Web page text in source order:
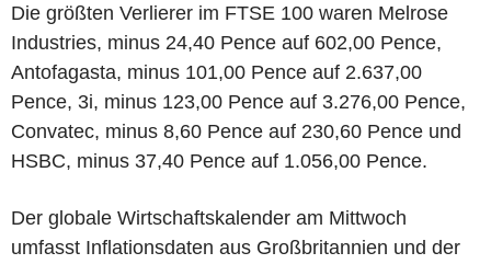
Die größten Verlierer im FTSE 100 waren Melrose
Industries, minus 24,40 Pence auf 602,00 Pence,
Antofagasta, minus 101,00 Pence auf 2.637,00
Pence, 3i, minus 123,00 Pence auf 3.276,00 Pence,
Convatec, minus 8,60 Pence auf 230,60 Pence und
HSBC, minus 37,40 Pence auf 1.056,00 Pence.
Der globale Wirtschaftskalender am Mittwoch
umfasst Inflationsdaten aus Großbritannien und der